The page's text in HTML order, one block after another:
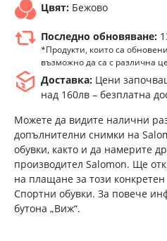
Цвят: Бежово
Последно обновяване:
*Продукти, които са
възможно да са с различна
Доставка: Цени
над 160лв – безплатна
Можете да видите налични
допълнителни снимки на
обувки, както и да намерите
производител Salomon. Ще
на плащане за този
Спортни обувки. За повече
бутона „Виж“.